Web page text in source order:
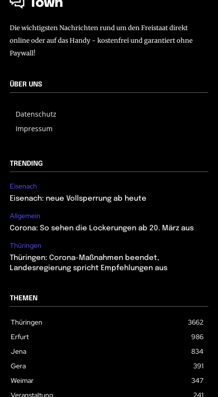
Town
Die wichtigsten Nachrichten rund um den Freistaat direkt
online oder auf das Handy - kostenfrei und garantiert ohne
Paywall!
ÜBER UNS
Datenschutz
Impressum
TRENDING
Eisenach
Eisenach: neue Vollsperrung ab heute
Allgemein
Corona: So sehen die Lockerungen ab 20. März aus
Thüringen
Thüringen: Corona-Maßnahmen beendet,
Landesregierung spricht Empfehlungen aus
THEMEN
Thüringen
3662
Erfurt
986
Jena
834
Gera
391
Weimar
347
Veranstaltung
241